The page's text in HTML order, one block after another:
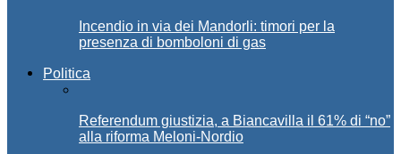
Incendio in via dei Mandorli: timori per la
presenza di bomboloni di gas
Politica
Referendum giustizia, a Biancavilla il 61% di “no”
alla riforma Meloni-Nordio